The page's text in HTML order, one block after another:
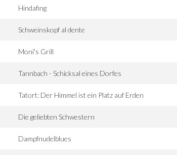
Hindafing
Schweinskopf al dente
Moni's Grill
Tannbach - Schicksal eines Dorfes
Tatort: Der Himmel ist ein Platz auf Erden
Die geliebten Schwestern
Dampfnudelblues